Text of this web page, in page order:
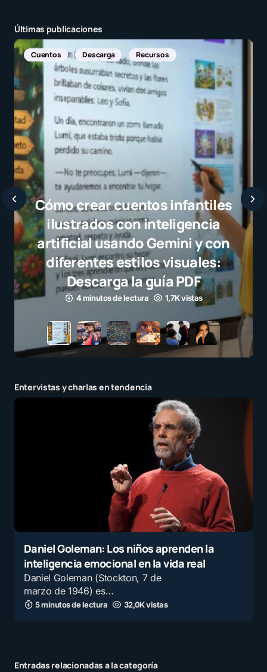
Últimas publicaciones
Noticias Internacionales
Javier
selección
el juego
para
3 minutos de
Entervistas y charlas en tendencia
Daniel Goleman: Los niños aprenden la
inteligencia emocional en la vida real
Daniel Goleman (Stockton, 7 de
marzo de 1946) es…
5 minutos de lectura 32,0K vistas
Entradas relacionadas a la categoría